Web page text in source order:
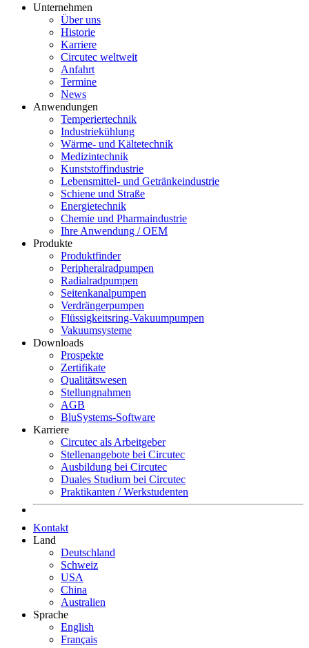
Unternehmen
Über uns
Historie
Karriere
Circutec weltweit
Anfahrt
Termine
News
Anwendungen
Temperiertechnik
Industriekühlung
Wärme- und Kältetechnik
Medizintechnik
Kunststoffindustrie
Lebensmittel- und Getränkeindustrie
Schiene und Straße
Energietechnik
Chemie und Pharmaindustrie
Ihre Anwendung / OEM
Produkte
Produktfinder
Peripheralradpumpen
Radialradpumpen
Seitenkanalpumpen
Verdrängerpumpen
Flüssigkeitsring-Vakuumpumpen
Vakuumsysteme
Downloads
Prospekte
Zertifikate
Qualitätswesen
Stellungnahmen
AGB
BluSystems-Software
Karriere
Circutec als Arbeitgeber
Stellenangebote bei Circutec
Ausbildung bei Circutec
Duales Studium bei Circutec
Praktikanten / Werkstudenten
Kontakt
Land
Deutschland
Schweiz
USA
China
Australien
Sprache
English
Français